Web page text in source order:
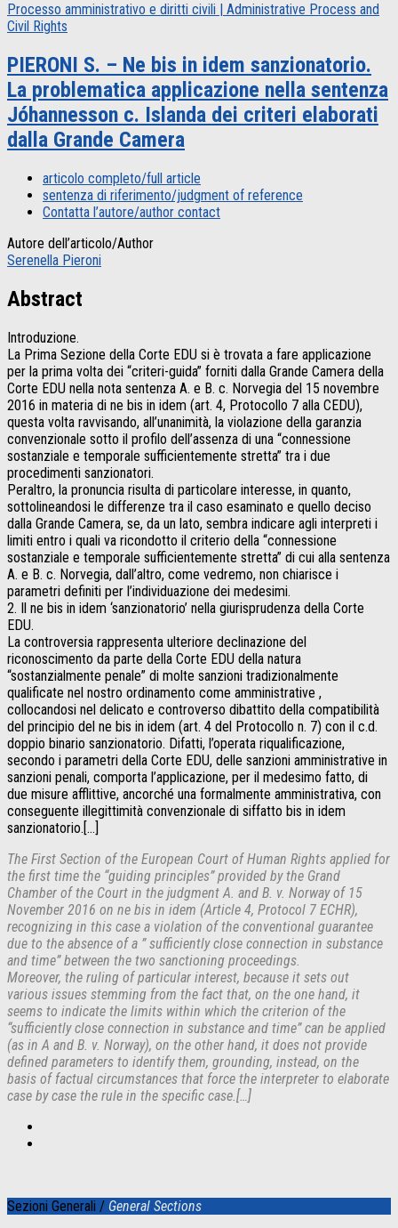
Processo amministrativo e diritti civili | Administrative Process and
Civil Rights
PIERONI S. – Ne bis in idem sanzionatorio.
La problematica applicazione nella sentenza
Jóhannesson c. Islanda dei criteri elaborati
dalla Grande Camera
articolo completo/full article
sentenza di riferimento/judgment of reference
Contatta l’autore/author contact
Autore dell’articolo/Author
Serenella Pieroni
Abstract
Introduzione.
La Prima Sezione della Corte EDU si è trovata a fare applicazione
per la prima volta dei “criteri-guida” forniti dalla Grande Camera della
Corte EDU nella nota sentenza A. e B. c. Norvegia del 15 novembre
2016 in materia di ne bis in idem (art. 4, Protocollo 7 alla CEDU),
questa volta ravvisando, all’unanimità, la violazione della garanzia
convenzionale sotto il profilo dell’assenza di una “connessione
sostanziale e temporale sufficientemente stretta” tra i due
procedimenti sanzionatori.
Peraltro, la pronuncia risulta di particolare interesse, in quanto,
sottolineandosi le differenze tra il caso esaminato e quello deciso
dalla Grande Camera, se, da un lato, sembra indicare agli interpreti i
limiti entro i quali va ricondotto il criterio della “connessione
sostanziale e temporale sufficientemente stretta” di cui alla sentenza
A. e B. c. Norvegia, dall’altro, come vedremo, non chiarisce i
parametri definiti per l’individuazione dei medesimi.
2. Il ne bis in idem ‘sanzionatorio’ nella giurisprudenza della Corte
EDU.
La controversia rappresenta ulteriore declinazione del
riconoscimento da parte della Corte EDU della natura
“sostanzialmente penale” di molte sanzioni tradizionalmente
qualificate nel nostro ordinamento come amministrative ,
collocandosi nel delicato e controverso dibattito della compatibilità
del principio del ne bis in idem (art. 4 del Protocollo n. 7) con il c.d.
doppio binario sanzionatorio. Difatti, l’operata riqualificazione,
secondo i parametri della Corte EDU, delle sanzioni amministrative in
sanzioni penali, comporta l’applicazione, per il medesimo fatto, di
due misure afflittive, ancorché una formalmente amministrativa, con
conseguente illegittimità convenzionale di siffatto bis in idem
sanzionatorio.[…]
The First Section of the European Court of Human Rights applied for
the first time the “guiding principles” provided by the Grand
Chamber of the Court in the judgment A. and B. v. Norway of 15
November 2016 on ne bis in idem (Article 4, Protocol 7 ECHR),
recognizing in this case a violation of the conventional guarantee
due to the absence of a ” sufficiently close connection in substance
and time” between the two sanctioning proceedings.
Moreover, the ruling of particular interest, because it sets out
various issues stemming from the fact that, on the one hand, it
seems to indicate the limits within which the criterion of the
“sufficiently close connection in substance and time” can be applied
(as in A and B. v. Norway), on the other hand, it does not provide
defined parameters to identify them, grounding, instead, on the
basis of factual circumstances that force the interpreter to elaborate
case by case the rule in the specific case.[…]
Sezioni Generali / General Sections